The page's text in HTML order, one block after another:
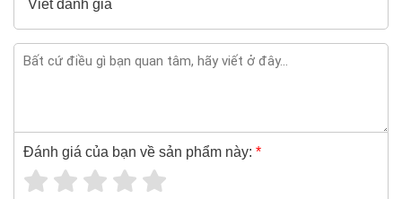
Viết đánh giá
Đánh giá của bạn về sản phẩm này: *